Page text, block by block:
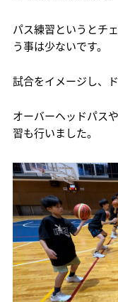
パス練習というとチ
う事は少ないです。
試合をイメージし、
オーバーヘッドパス
習も行いました。